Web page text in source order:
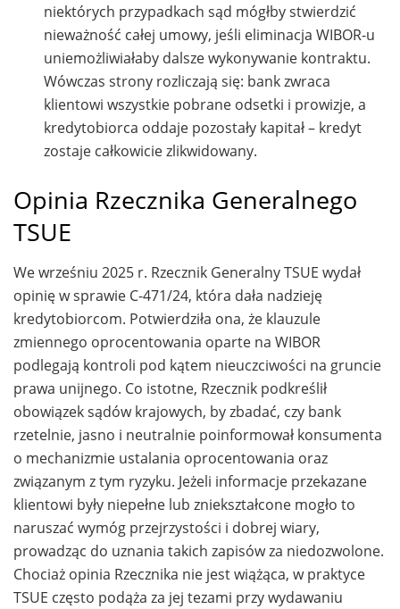
niektórych przypadkach sąd mógłby stwierdzić
nieważność całej umowy, jeśli eliminacja WIBOR-u
uniemożliwiałaby dalsze wykonywanie kontraktu.
Wówczas strony rozliczają się: bank zwraca
klientowi wszystkie pobrane odsetki i prowizje, a
kredytobiorca oddaje pozostały kapitał – kredyt
zostaje całkowicie zlikwidowany.
Opinia Rzecznika Generalnego
TSUE
We wrześniu 2025 r. Rzecznik Generalny TSUE wydał
opinię w sprawie C-471/24, która dała nadzieję
kredytobiorcom. Potwierdziła ona, że klauzule
zmiennego oprocentowania oparte na WIBOR
podlegają kontroli pod kątem nieuczciwości na gruncie
prawa unijnego. Co istotne, Rzecznik podkreślił
obowiązek sądów krajowych, by zbadać, czy bank
rzetelnie, jasno i neutralnie poinformował konsumenta
o mechanizmie ustalania oprocentowania oraz
związanym z tym ryzyku. Jeżeli informacje przekazane
klientowi były niepełne lub zniekształcone mogło to
naruszać wymóg przejrzystości i dobrej wiary,
prowadząc do uznania takich zapisów za niedozwolone.
Chociaż opinia Rzecznika nie jest wiążąca, w praktyce
TSUE często podąża za jej tezami przy wydawaniu